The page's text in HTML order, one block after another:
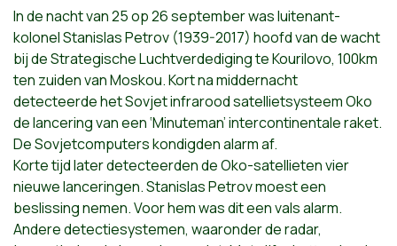
In de nacht van 25 op 26 september was luitenant-
kolonel Stanislas Petrov (1939-2017) hoofd van de wacht
bij de Strategische Luchtverdediging te Kourilovo, 100km
ten zuiden van Moskou. Kort na middernacht
detecteerde het Sovjet infrarood satellietsysteem Oko
de lancering van een ‘Minuteman’ intercontinentale raket.
De Sovjetcomputers kondigden alarm af.
Korte tijd later detecteerden de Oko-satellieten vier
nieuwe lanceringen. Stanislas Petrov moest een
beslissing nemen. Voor hem was dit een vals alarm.
Andere detectiesystemen, waaronder de radar,